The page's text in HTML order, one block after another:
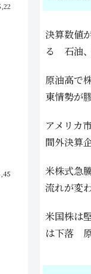
決算数値
る 石油
原油高で
東情勢が
アメリカ
間外決算
米株式急
流れが変
米国株は
は下落